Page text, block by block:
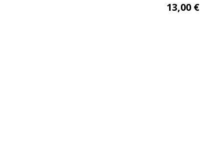
13,00 €